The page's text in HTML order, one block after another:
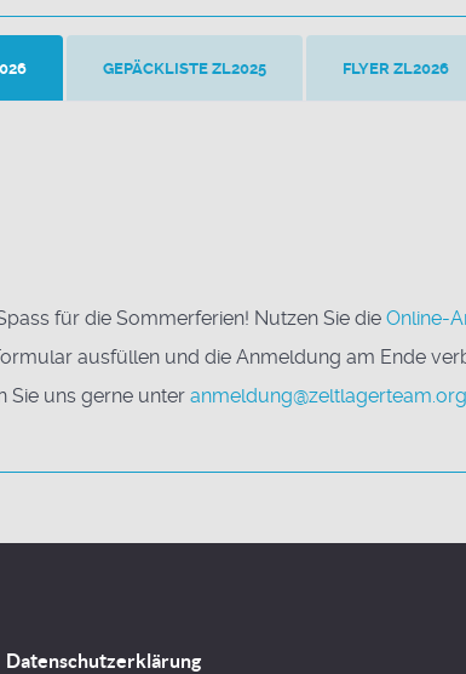
GEPÄCKLISTE ZL2025 FLYER ZL2026
für die Sommerferien! Nutzen Sie die Online-
ausfüllen und die Anmeldung am Ende
Sie uns gerne unter anmeldung@zeltlagerteam.org
Datenschutzerklärung